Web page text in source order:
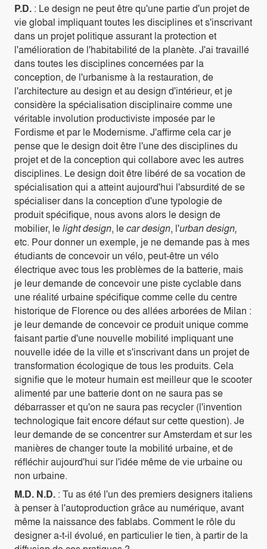
P.D. : Le design ne peut être qu'une partie d'un projet de
vie global impliquant toutes les disciplines et s'inscrivant
dans un projet politique assurant la protection et
l'amélioration de l'habitabilité de la planète. J'ai travaillé
dans toutes les disciplines concernées par la
conception, de l'urbanisme à la restauration, de
l'architecture au design et au design d'intérieur, et je
considère la spécialisation disciplinaire comme une
véritable involution productiviste imposée par le
Fordisme et par le Modernisme. J'affirme cela car je
pense que le design doit être l'une des disciplines du
projet et de la conception qui collabore avec les autres
disciplines. Le design doit être libéré de sa vocation de
spécialisation qui a atteint aujourd'hui l'absurdité de se
spécialiser dans la conception d'une typologie de
produit spécifique, nous avons alors le design de
mobilier, lelight design, lecar design, l'urban design,
etc. Pour donner un exemple, je ne demande pas à mes
étudiants de concevoir un vélo, peut-être un vélo
électrique avec tous les problèmes de la batterie, mais
je leur demande de concevoir une piste cyclable dans
une réalité urbaine spécifique comme celle du centre
historique de Florence ou des allées arborées de Milan :
je leur demande de concevoir ce produit unique comme
faisant partie d'une nouvelle mobilité impliquant une
nouvelle idée de la ville et s'inscrivant dans un projet de
transformation écologique de tous les produits. Cela
signifie que le moteur humain est meilleur que le scooter
alimenté par une batterie dont on ne saura pas se
débarrasser et qu'on ne saura pas recycler (l'invention
technologique fait encore défaut sur cette question). Je
leur demande de se concentrer sur Amsterdam et sur les
manières de changer toute la mobilité urbaine, et de
réfléchir aujourd'hui sur l'idée même de vie urbaine ou
non urbaine.
M.D. N.D. : Tu as été l'un des premiers designers italiens
à penser à l'autoproduction grâce au numérique, avant
même la naissance des fablabs. Comment le rôle du
designer a-t-il évolué, en particulier le tien, à partir de la